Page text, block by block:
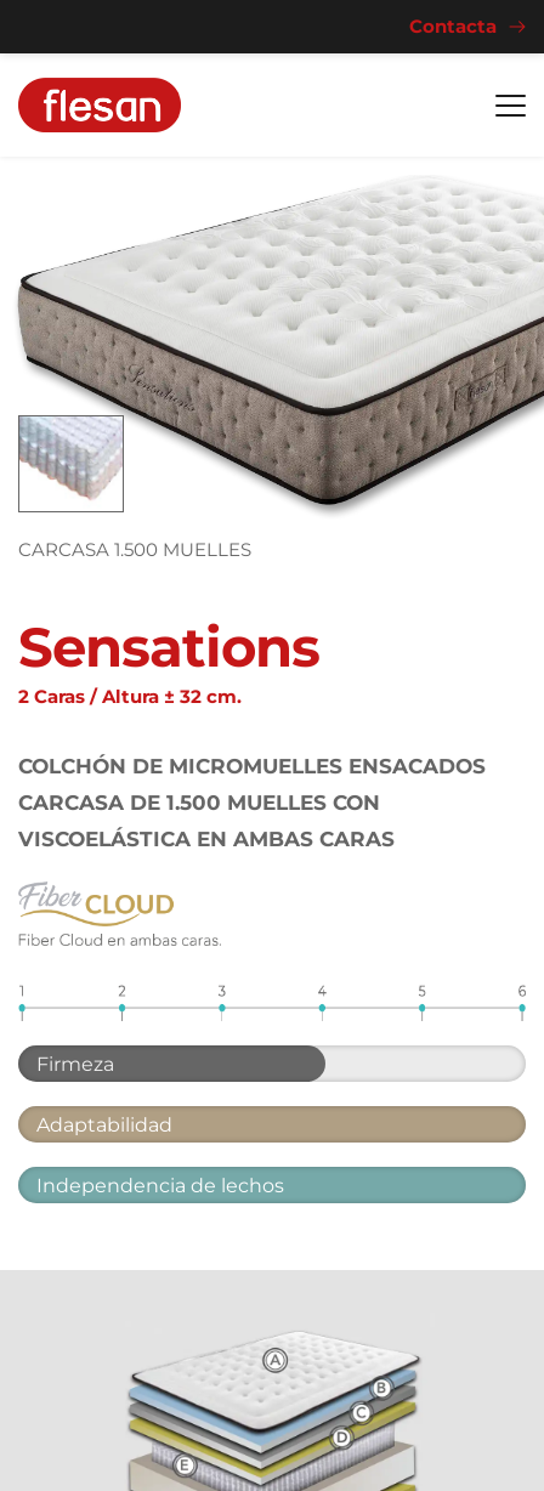
Contacta
Sensations
2 Caras / Altura ± 32 cm.
COLCHÓN DE MICROMUELLES ENSACADOS
CARCASA DE 1.500 MUELLES CON
VISCOELÁSTICA EN AMBAS CARAS
Firmeza
Adaptabilidad
Independencia de lechos
CARCASA 1.500 MUELLES